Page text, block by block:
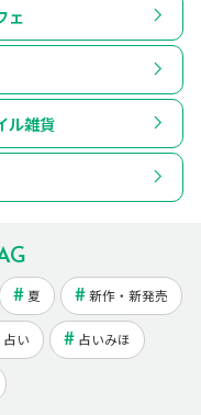
ェ
ル雑貨
夏 新作・新発売
占い 占いみほ